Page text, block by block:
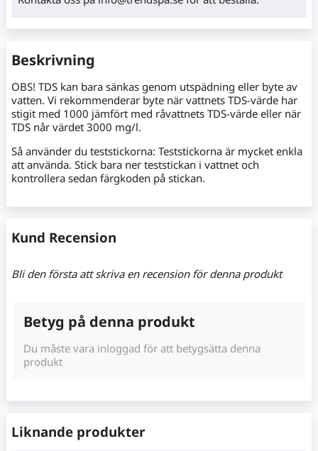
Beskrivning
OBS! TDS kan bara sänkas genom utspädning eller byte av
vatten. Vi rekommenderar byte när vattnets TDS-värde har
stigit med 1000 jämfört med råvattnets TDS-värde eller när
TDS når värdet 3000 mg/l.
Så använder du teststickorna: Teststickorna är mycket enkla
att använda. Stick bara ner teststickan i vattnet och
kontrollera sedan färgkoden på stickan.
Kund Recension
Bli den första att skriva en recension för denna produkt
Betyg på denna produkt
Du måste vara inloggad för att betygsätta denna
produkt
Liknande produkter